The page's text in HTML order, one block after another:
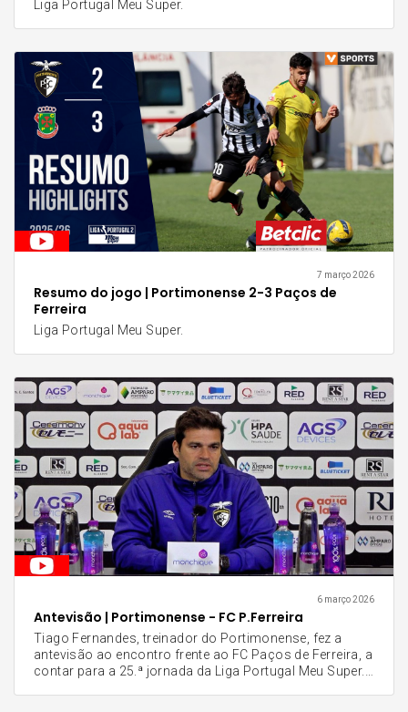
Liga Portugal Meu Super.
7 março 2026
Resumo do jogo | Portimonense 2-3 Paços de
Ferreira
Liga Portugal Meu Super.
6 março 2026
Antevisão | Portimonense - FC P.Ferreira
Tiago Fernandes, treinador do Portimonense, fez a
antevisão ao encontro frente ao FC Paços de Ferreira, a
contar para a 25.ª jornada da Liga Portugal Meu Super.